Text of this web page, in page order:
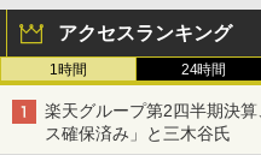
アクセスランキング
1時間 24時間
楽天グループ第2四半期決
ス確保済み」と三木谷氏